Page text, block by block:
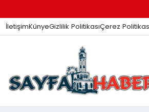
İletişimKünyeGizlilik PolitikasıÇerez